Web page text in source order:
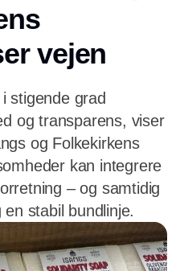
vejen
stigende grad
og transparens, viser
og Folkekirkens
kan integrere
– og samtidig
stabil bundlinje.